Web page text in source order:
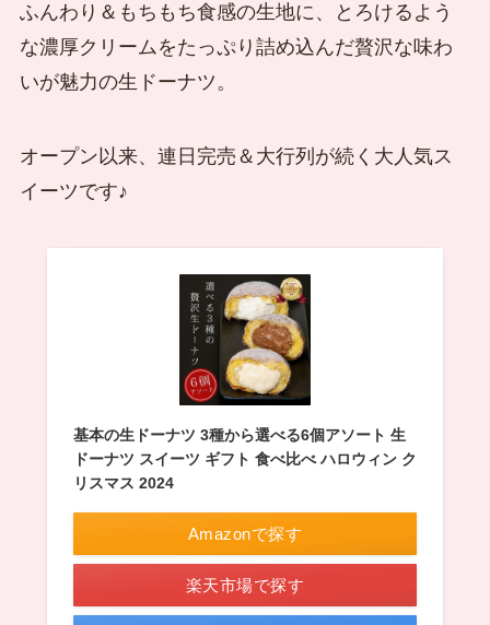
ふんわり＆もちもち食感の生地に、とろけるよう
な濃厚クリームをたっぷり詰め込んだ贅沢な味わ
いが魅力の生ドーナツ。
オープン以来、連日完売＆大行列が続く大人気ス
イーツです♪
基本の生ドーナツ 3種から選べる6個アソート 生
ドーナツ スイーツ ギフト 食べ比べ ハロウィン ク
リスマス 2024
Amazonで探す
楽天市場で探す